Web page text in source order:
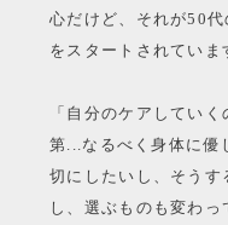
心だけど、それが50
をスタートされていま
「自分のケアしてい
第...なるべく身体に優
切にしたいし、そうす
し、選ぶものも変わ